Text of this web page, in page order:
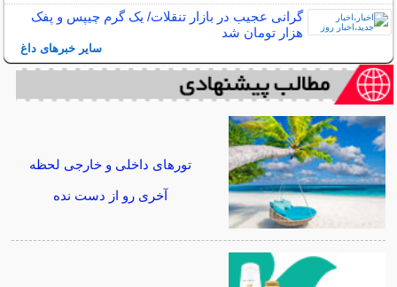
گرانی عجیب در بازار تنقلات/ یک گرم چیپس و پفک
هزار تومان شد
سایر خبرهای داغ
تورهای داخلی و خارجی لحظه
آخری رو از دست نده